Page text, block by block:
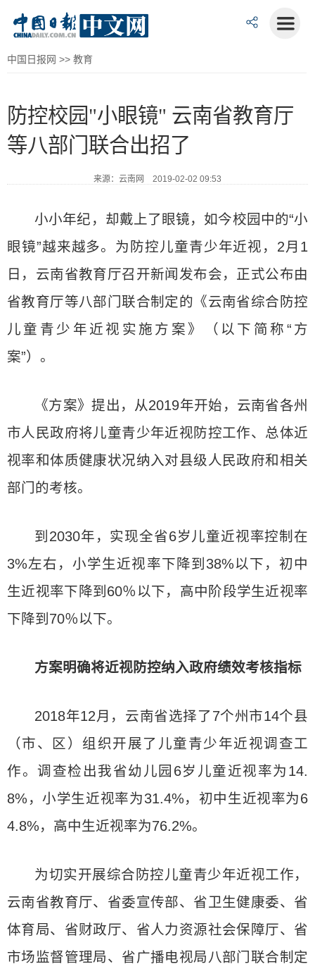
中国日报网 >> 教育
防控校园"小眼镜" 云南省教育厅
等八部门联合出招了
来源：云南网 2019-02-02 09:53
小小年纪，却戴上了眼镜，如今校园中的“小
眼镜”越来越多。为防控儿童青少年近视，2月1
日，云南省教育厅召开新闻发布会，正式公布由
省教育厅等八部门联合制定的《云南省综合防控
儿童青少年近视实施方案》（以下简称“方
案”）。
《方案》提出，从2019年开始，云南省各州
市人民政府将儿童青少年近视防控工作、总体近
视率和体质健康状况纳入对县级人民政府和相关
部门的考核。
到2030年，实现全省6岁儿童近视率控制在
3%左右，小学生近视率下降到38%以下，初中
生近视率下降到60％以下，高中阶段学生近视率
下降到70％以下。
方案明确将近视防控纳入政府绩效考核指标
2018年12月，云南省选择了7个州市14个县
（市、区）组织开展了儿童青少年近视调查工
作。调查检出我省幼儿园6岁儿童近视率为14.
8%，小学生近视率为31.4%，初中生近视率为6
4.8%，高中生近视率为76.2%。
为切实开展综合防控儿童青少年近视工作，
云南省教育厅、省委宣传部、省卫生健康委、省
体育局、省财政厅、省人力资源社会保障厅、省
市场监督管理局、省广播电视局八部门联合制定